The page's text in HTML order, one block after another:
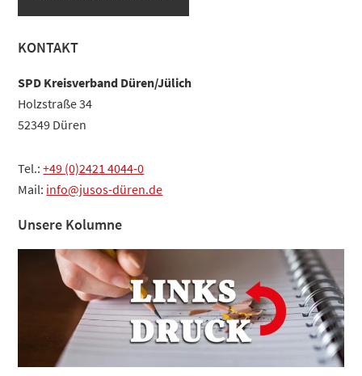
Haupt-
Sidebar
KONTAKT
SPD Kreisverband Düren/Jülich
Holzstraße 34
52349 Düren
Tel.:+49 (0)2421 4044-0
Mail: info@jusos-düren.de
Unsere Kolumne